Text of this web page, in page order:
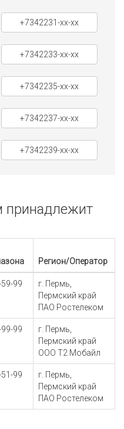
+7342231-xx-xx
+7342233-xx-xx
+7342235-xx-xx
+7342237-xx-xx
+7342239-xx-xx
принадлежит
Регион/Оператор
99
г. Пермь,
Пермский край
ПАО Ростелеком
99
г. Пермь,
Пермский край
ООО Т2 Мобайл
99
г. Пермь,
Пермский край
ПАО Ростелеком